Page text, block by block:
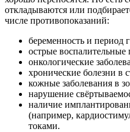
откладываются или
числе противопоказаний:
беременность и период
острые воспалительные
онкологические
хронические болезни в
кожные заболевания в
нарушение
наличие
(например,
токами.